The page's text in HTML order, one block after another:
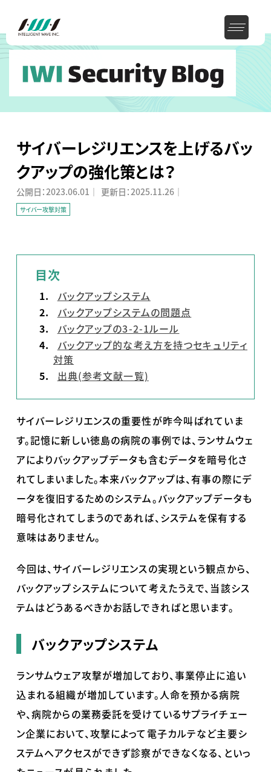
サイバーレジリエンスを上げるバッ
クアップの強化策とは？
公開日：2023.06.01 ｜ 更新日：2025.11.26 ｜
サイバー攻撃対策
目次
バックアップシステム
バックアップシステムの問題点
バックアップの3-2-1ルール
バックアップ的な考え方を持つセキュリティ
対策
出典(参考文献一覧)
サイバーレジリエンスの重要性が昨今叫ばれていま
す。記憶に新しい徳島の病院の事例では、ランサムウェ
アによりバックアップデータも含むデータを暗号化さ
れてしまいました。本来バックアップは、有事の際にデ
ータを復旧するためのシステム。バックアップデータも
暗号化されてしまうのであれば、システムを保有する
意味はありません。
今回は、サイバーレジリエンスの実現という観点から、
バックアップシステムについて考えたうえで、当該シス
テムはどうあるべきかお話しできればと思います。
バックアップシステム
ランサムウェア攻撃が増加しており、事業停止に追い
込まれる組織が増加しています。人命を預かる病院
や、病院からの業務委託を受けているサプライチェー
ン企業において、攻撃によって電子カルテなど主要シ
ステムへアクセスができず診察ができなくなる、といっ